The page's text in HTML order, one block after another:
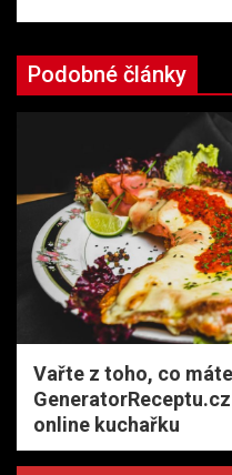
Podobné články
Vařte z toho, co
online kuchařku